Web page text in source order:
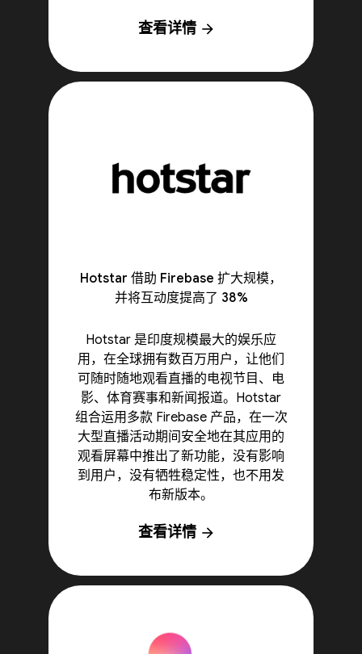
查看详情 arrow_forward
Hotstar 借助 Firebase 扩大规模，
并将互动度提高了 38%
Hotstar 是印度规模最大的娱乐应
用，在全球拥有数百万用户，让他们
可随时随地观看直播的电视节目、电
影、体育赛事和新闻报道。Hotstar
组合运用多款 Firebase 产品，在一次
大型直播活动期间安全地在其应用的
观看屏幕中推出了新功能，没有影响
到用户，没有牺牲稳定性，也不用发
布新版本。
查看详情 arrow_forward